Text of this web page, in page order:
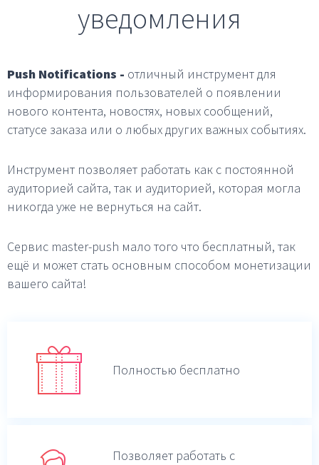
уведомления
Push Notifications - отличный инструмент для
информирования пользователей о появлении
нового контента, новостях, новых сообщений,
статусе заказа или о любых других важных событиях.
Инструмент позволяет работать как с постоянной
аудиторией сайта, так и аудиторией, которая могла
никогда уже не вернуться на сайт.
Сервис master-push мало того что бесплатный, так
ещё и может стать основным способом монетизации
вашего сайта!
Полностью бесплатно
Позволяет работать с